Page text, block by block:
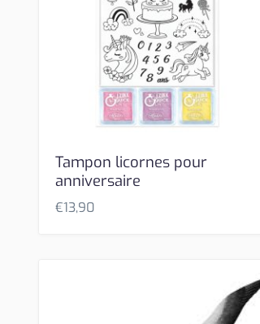
Tampon licornes pour
anniversaire
€13,90